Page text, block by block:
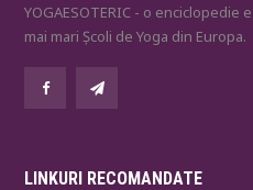
YOGAESOTERIC - o
mai mari Școli de Yoga din Europa.
LINKURI RECOMANDATE